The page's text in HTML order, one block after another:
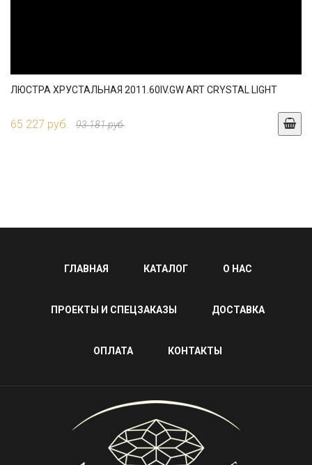
ЛЮСТРА ХРУСТАЛЬНАЯ 2011.60IV.GW ART CRYSTAL LIGHT
65 227 руб. 93 181 руб.
ГЛАВНАЯ КАТАЛОГ О НАС
ПРОЕКТЫ И СПЕЦЗАКАЗЫ ДОСТАВКА
ОПЛАТА КОНТАКТЫ